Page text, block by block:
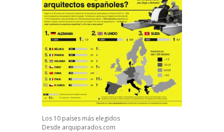
Los 10 países más elegidos
Desde arquiparados.com